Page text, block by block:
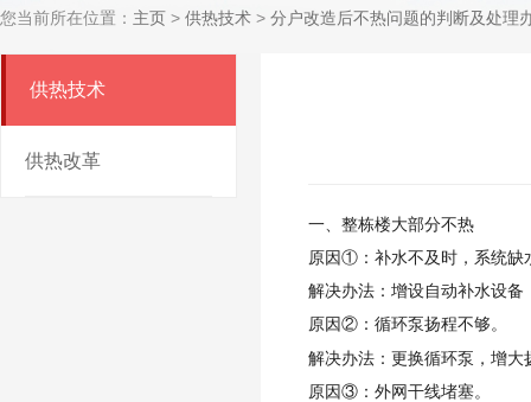
您当前所在位置： 主页 > 供热技术 > 分户改造后不热问题的判断及处理
供热技术
供热改革
一、整栋楼大部分不热
原因①：补水不及时，系统缺
解决办法：增设自动补水设
原因②：循环泵扬程不够。
解决办法：更换循环泵，增
原因③：外网干线堵塞。